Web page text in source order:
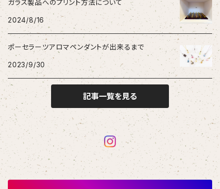
ガラス製品へのプリント方法について
2024/8/16
ポーセラーツアロマペンダントが出来るまで
2023/9/30
記事一覧を見る